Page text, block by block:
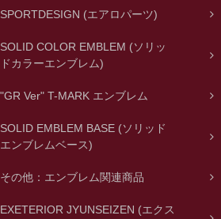
SPORTDESIGN (エアロパーツ)
SOLID COLOR EMBLEM (ソリッ
ドカラーエンブレム)
"GR Ver" T-MARK エンブレム
SOLID EMBLEM BASE (ソリッド
エンブレムベース)
その他：エンブレム関連商品
EXETERIOR JYUNSEIZEN (エクス